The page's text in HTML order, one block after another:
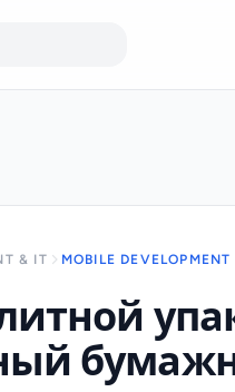
& IT MOBILE DEVELOPMENT